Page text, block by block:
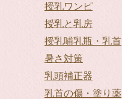
授乳ワンピ
授乳と乳房
授乳哺乳瓶・乳首
暑さ対策
乳頭補正器
乳首の傷・塗り薬